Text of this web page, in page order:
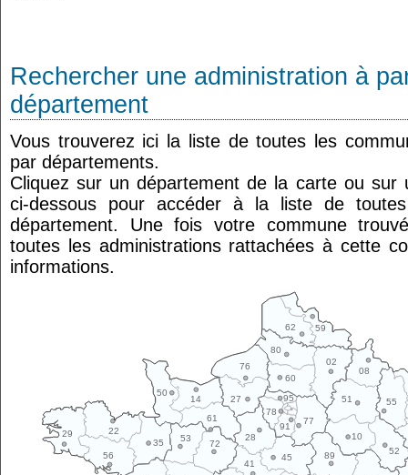
Rechercher une administration à
département
Vous trouverez ici la liste de toutes les
par départements.
Cliquez sur un département de la carte ou sur
ci-dessous pour accéder à la liste de
département. Une fois votre commune
toutes les administrations rattachées à cette
informations.
10
14
22
27
28
29
35
41
45
50
51
52
53
55
56
59
60
61
62
02
08
72
76
77
78
80
89
91
95